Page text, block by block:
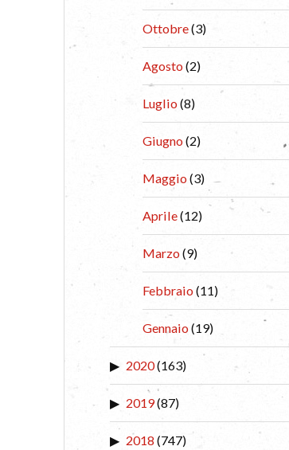
Ottobre(3)
Agosto(2)
Luglio(8)
Giugno(2)
Maggio(3)
Aprile(12)
Marzo (9)
Febbraio(11)
Gennaio (19)
2020(163)
2019(87)
2018 (747)